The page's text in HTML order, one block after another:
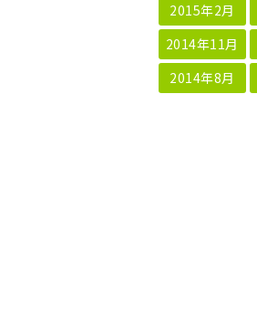
2015年2月
2014年11月
2014年8月